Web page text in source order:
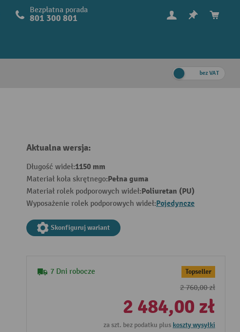
Bezpłatna porada
801 300 801
bez VAT
Aktualna wersja:
Długość wideł:1150 mm
Materiał koła skrętnego:Pełna guma
Materiał rolek podporowych wideł:Poliuretan (PU)
Wyposażenie rolek podporowych wideł:Pojedyncze
Skonfiguruj wariant
7 Dni robocze Topseller
2 760,00 zł
2 484,00 zł
za szt. bez podatku plus koszty wysyłki